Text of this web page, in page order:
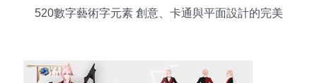
520數字藝術字元素 創意、卡通與平面設計的完美